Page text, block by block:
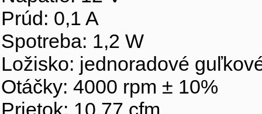
Prúd: 0,1 A
Spotreba: 1,2 W
Ložisko: jednoradové
Otáčky: 4000 rpm ± 10%
Prietok: 10,77 cfm